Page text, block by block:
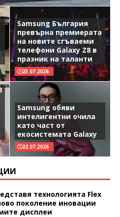
Samsung България
превърна премиерата
на новите сгъваеми
телефони Galaxy Z8 в
празник на таланти
23.07.2026
Samsung обяви
интелигентни очила
като част от
екосистемата Galaxy
22.07.2026
технологията Flex
поколение иновации
дисплеи